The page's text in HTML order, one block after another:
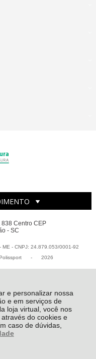
e personalizar nossa
e em serviços de
loja virtual, você nos
do cookies e
caso de dúvidas,
Centro CEP
- SC
ME - CNPJ: 24.879.053/0001-92
- 2026